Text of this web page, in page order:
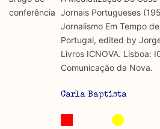
académicos.
Limitações
A lista procura incluir as
produzidos até 2022, contudo não
discurso e uso da liberdade de
uma censura que é omnipresente,
constitutiva do próprio acto de fala.
Regulatória e Constitutiva :
abordagens.
Tipo investigação realizada
conferência Jornais Portugueses
Jornalismo Em Tempo
Portugal, edited by
Livros ICNOVA. Lisboa:
Comunicação da Nova.
Carla Baptista